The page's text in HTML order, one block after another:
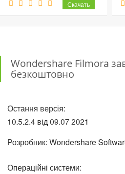
Wondershare Filmora
безкоштовно
Остання версія:
10.5.2.4 від09.072021
Розробник: Wondershare
Операційні системи: